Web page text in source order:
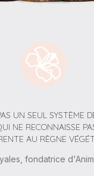
UN SEUL SYSTÈME
NE RECONNAISSE
AU RÈGNE
fondatrice